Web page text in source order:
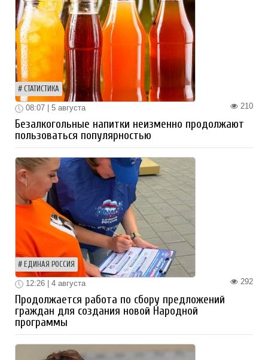
СТАТИСТИКА
210
08:07 | 5 августа
Безалкогольные напитки неизменно продолжают
пользоваться популярностью
ЕДИНАЯ РОССИЯ
292
12:26 | 4 августа
Продолжается работа по сбору предложений
граждан для создания новой Народной
программы